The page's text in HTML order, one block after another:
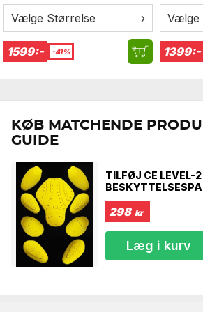
lag.
Ligger du mellem to størrelser,
større.
Vælge Størrelse ›
1599:- -41%
Vælge
1399:-
KØB MATCHENDE
GUIDE
TILFØJ CE LEVEL-2
PAKKE)
298 kr
Læg i kurv